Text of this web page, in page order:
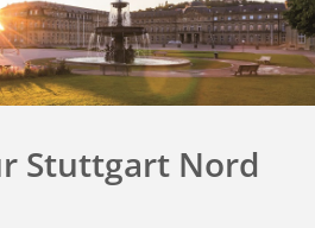
Stuttgart Nord